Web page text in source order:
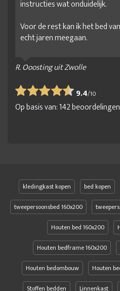
instructies wat onduidelijk.
Voor de rest kan ik het bed
echt jaren meegaan.
R. Ooosting uit Zwolle
9.4/10
Op basis van:142
kledingkast kopen bed kopen
tweepersoonsbed 160x200
Houten bed 160x200
Houten bedframe 160x200
Houten bedombouw
Houten
Stoffen bedden
Linnenkast